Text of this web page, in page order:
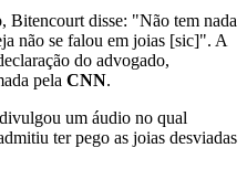
Bitencourt disse: "Não tem nada
não se falou em joias [sic]". A
do advogado,
pela CNN.
um áudio no qual
ter pego as joias desviadas